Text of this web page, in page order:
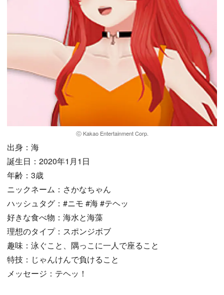
ⓒ Kakao Entertainment Corp.
出身：海
誕生日：2020年1月1日
年齢：3歳
ニックネーム：さかなちゃん
ハッシュタグ：#ニモ #海 #テヘッ
好きな食べ物：海水と海藻
理想のタイプ：スポンジボブ
趣味：泳ぐこと、隅っこに一人で座ること
特技：じゃんけんで負けること
メッセージ：テヘッ！